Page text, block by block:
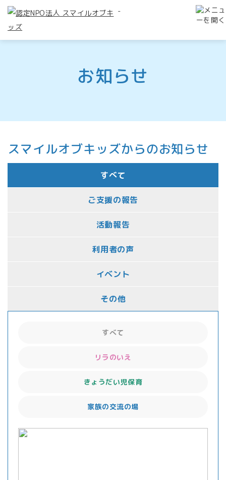
-
お知らせ
スマイルオブキッズからのお知らせ
すべて
ご支援の報告
活動報告
利用者の声
イベント
その他
すべて
リラのいえ
きょうだい児保育
家族の交流の場